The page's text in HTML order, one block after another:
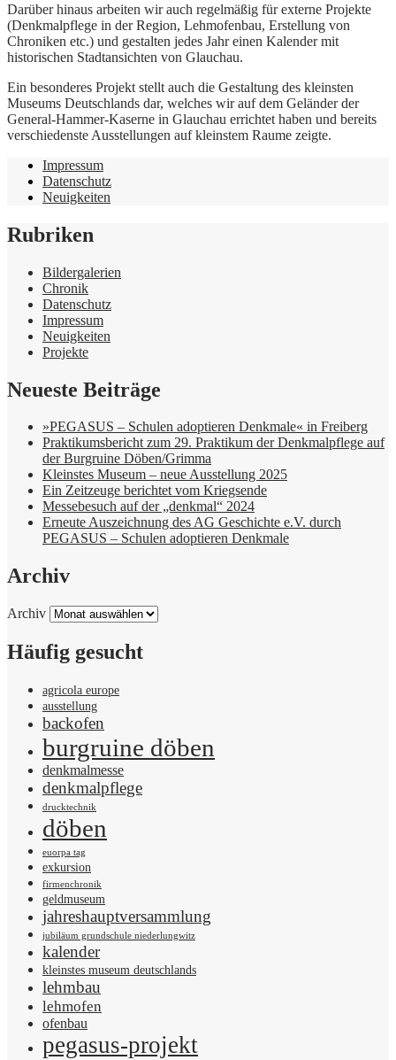
Darüber hinaus arbeiten wir auch regelmäßig für externe Projekte
(Denkmalpflege in der Region, Lehmofenbau, Erstellung von
Chroniken etc.) und gestalten jedes Jahr einen Kalender mit
historischen Stadtansichten von Glauchau.
Ein besonderes Projekt stellt auch die Gestaltung des kleinsten
Museums Deutschlands dar, welches wir auf dem Geländer der
General-Hammer-Kaserne in Glauchau errichtet haben und bereits
verschiedenste Ausstellungen auf kleinstem Raume zeigte.
Impressum
Datenschutz
Neuigkeiten
Rubriken
Bildergalerien
Chronik
Datenschutz
Impressum
Neuigkeiten
Projekte
Neueste Beiträge
»PEGASUS – Schulen adoptieren Denkmale« in Freiberg
Praktikumsbericht zum 29. Praktikum der Denkmalpflege auf
der Burgruine Döben/Grimma
Kleinstes Museum – neue Ausstellung 2025
Ein Zeitzeuge berichtet vom Kriegsende
Messebesuch auf der „denkmal“ 2024
Erneute Auszeichnung des AG Geschichte e.V. durch
PEGASUS – Schulen adoptieren Denkmale
Archiv
Archiv
Häufig gesucht
agricola europe
ausstellung
backofen
burgruine döben
denkmalmesse
denkmalpflege
drucktechnik
döben
euorpa tag
exkursion
firmenchronik
geldmuseum
jahreshauptversammlung
jubiläum grundschule niederlungwitz
kalender
kleinstes museum deutschlands
lehmbau
lehmofen
ofenbau
pegasus-projekt